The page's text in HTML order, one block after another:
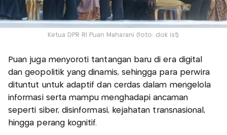
Ketua DPR RI Puan Maharani (foto: dok ist)
Puan juga menyoroti tantangan baru di era digital
dan geopolitik yang dinamis, sehingga para perwira
dituntut untuk adaptif dan cerdas dalam mengelola
informasi serta mampu menghadapi ancaman
seperti siber, disinformasi, kejahatan transnasional,
hingga perang kognitif.